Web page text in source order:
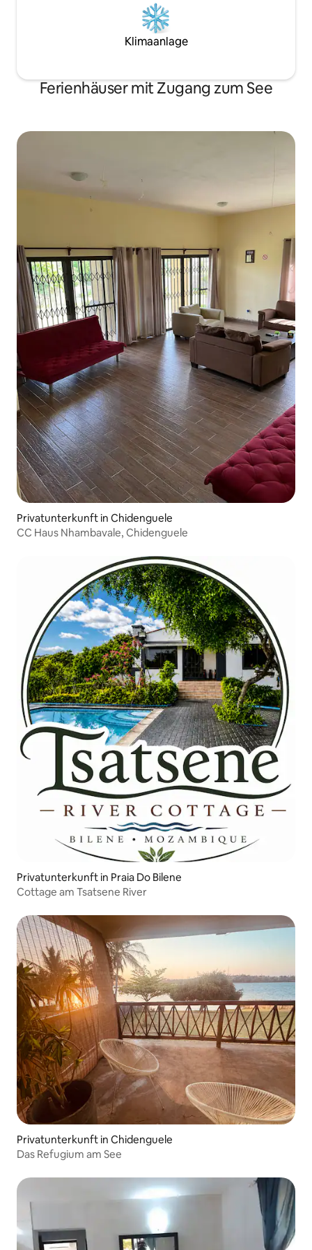
Klimaanlage
Ferienhäuser mit Zugang zum See
Privatunterkunft in Chidenguele
CC Haus Nhambavale, Chidenguele
Privatunterkunft in Praia Do Bilene
Cottage am Tsatsene River
Privatunterkunft in Chidenguele
Das Refugium am See